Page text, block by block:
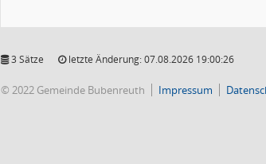
3 Sätze letzte Änderung: 07.08.2026 19:00:26
© 2022 Gemeinde Bubenreuth Impressum